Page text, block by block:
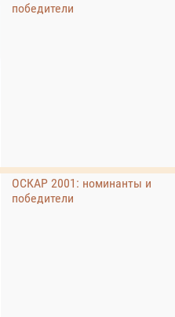
победители
ОСКАР 2001: номинанты и
победители